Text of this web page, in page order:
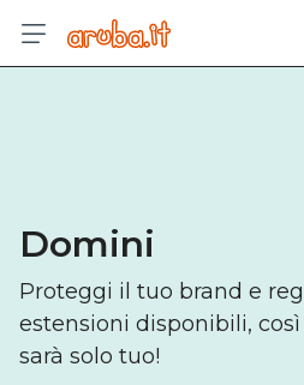
Domini
Proteggi il tuo brand e
estensioni disponibili,
sarà solo tuo!